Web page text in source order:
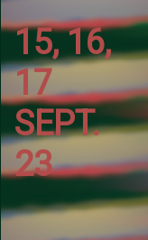
15, 16,
17
SEPT.
23